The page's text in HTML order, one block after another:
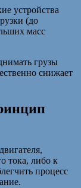
устройства
(до
масс
грузы
снижает
тока, либо к
процесс